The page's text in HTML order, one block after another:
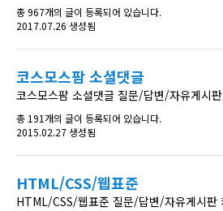
총 967개의 글이 등록되어 있습니다.
2017.07.26 생성됨
코스모스팜 소셜댓글
코스모스팜 소셜댓글 질문/답변/자유게시
총 191개의 글이 등록되어 있습니다.
2015.02.27 생성됨
HTML/CSS/웹표준
HTML/CSS/웹표준 질문/답변/자유게시판